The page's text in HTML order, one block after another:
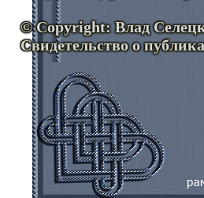
© Copyright: Влад
Свидетельство о